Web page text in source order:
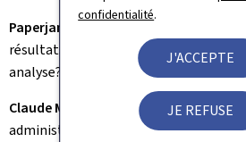
confidentialité.
J'ACCEPTE
JE REFUSE
Paperjam:
Parlons maintenant du
résultats sont maigres jusqu'à
analyse?
Claude Meisch:
Nous avons constaté
administrative, aussi bien pour les